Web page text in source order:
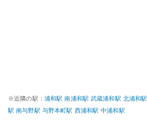
※近隣の駅： 浦和駅 南浦和駅 武蔵浦和駅 北浦和駅
駅 南与野駅 与野本町駅 西浦和駅 中浦和駅